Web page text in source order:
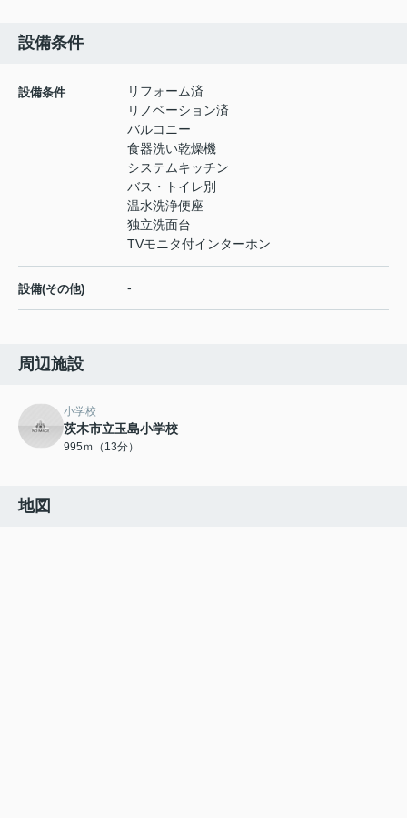
設備条件
設備条件
リフォーム済
リノベーション済
バルコニー
食器洗い乾燥機
システムキッチン
バス・トイレ別
温水洗浄便座
独立洗面台
TVモニタ付インターホン
設備(その他) -
周辺施設
小学校
茨木市立玉島小学校
995ｍ（13分）
地図